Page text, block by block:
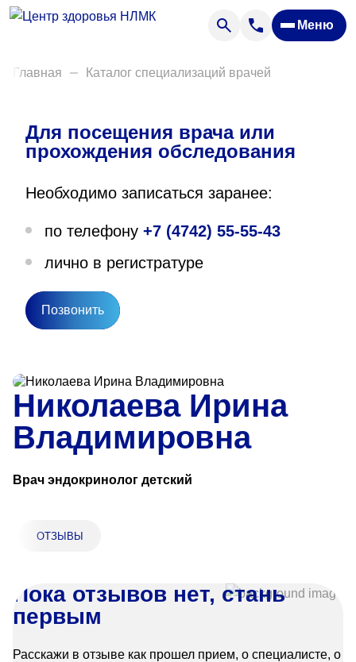
Меню
Анализы
Акции
Вакансии
Направления деятельности
Спроси врача
Контакты
Адрес
Суббота 08:00–16:00
Регистратура
Главная Каталог специализаций врачей
Николаева Ирина
Владимировна
Врач эндокринолог детский
ОТЗЫВЫ
Пока отзывов нет, стань
первым
Расскажи в отзыве как прошел прием, о специалисте, о
Для посещения врача или
прохождения обследования
Необходимо записаться заранее:
по телефону +7 (4742) 55-55-43
лично в регистратуре
Позвонить